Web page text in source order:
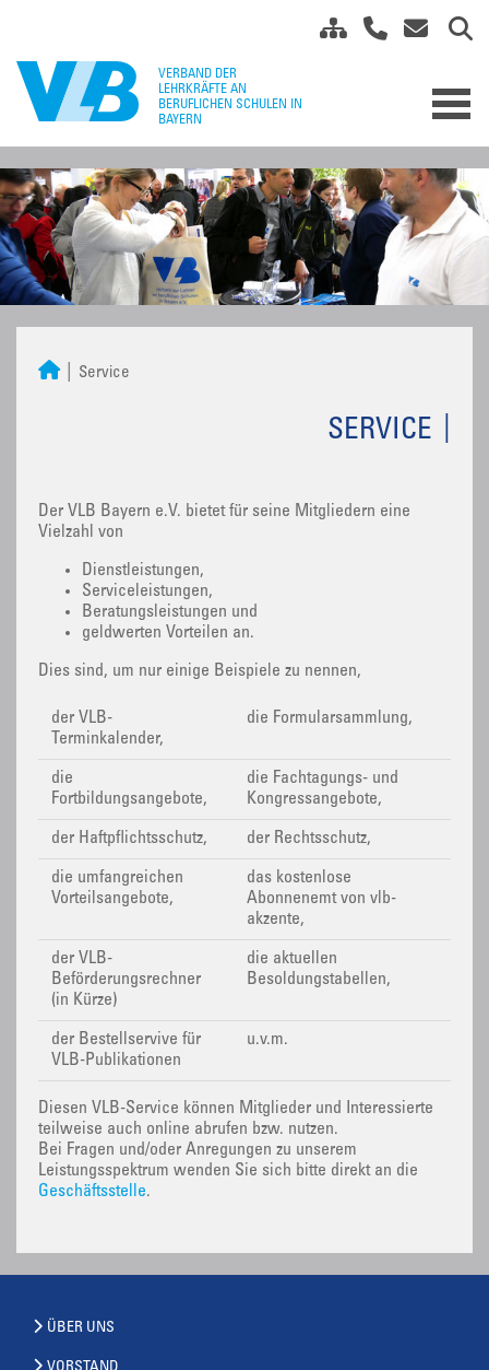
Service
SERVICE
Der VLB Bayern e.V. bietet für seine Mitgliedern eine
Vielzahl von
Dienstleistungen,
Serviceleistungen,
Beratungsleistungen und
geldwerten Vorteilen an.
Dies sind, um nur einige Beispiele zu nennen,
der VLB-
Terminkalender,
die Formularsammlung,
die
Fortbildungsangebote,
die Fachtagungs- und
Kongressangebote,
der Haftpflichtsschutz, der Rechtsschutz,
die umfangreichen
Vorteilsangebote,
das kostenlose
Abonnenemt von vlb-
akzente,
der VLB-
Beförderungsrechner
(in Kürze)
die aktuellen
Besoldungstabellen,
der Bestellservive für
VLB-Publikationen
u.v.m.
Diesen VLB-Service können Mitglieder und Interessierte
teilweise auch online abrufen bzw. nutzen.
Bei Fragen und/oder Anregungen zu unserem
Leistungsspektrum wenden Sie sich bitte direkt an die
Geschäftsstelle.
ÜBER UNS